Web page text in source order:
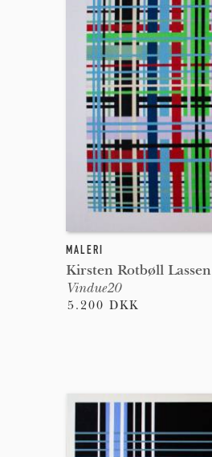
MALERI
Kirsten Rotbøll Lassen
Vindue20
5.200 DKK